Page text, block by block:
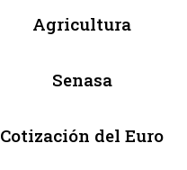
Agricultura
Senasa
Cotización del Euro